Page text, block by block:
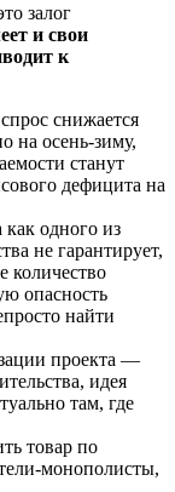
залог
и свои
к
снижается
на осень-зиму,
станут
дефицита на
одного из
не гарантирует,
количество
опасность
найти
проекта —
идея
там, где
товар по
монополисты,